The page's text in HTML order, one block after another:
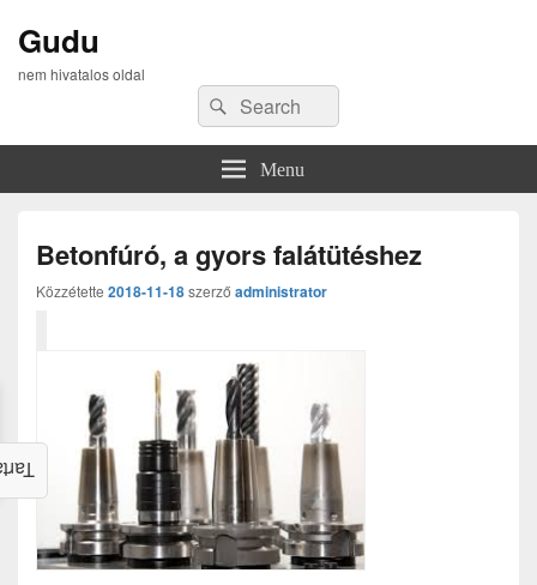
Gudu
nem hivatalos oldal
Search
for:
Search
Menu
Betonfúró, a gyors falátütéshez
Közzétette 2018-11-18szerző administrator